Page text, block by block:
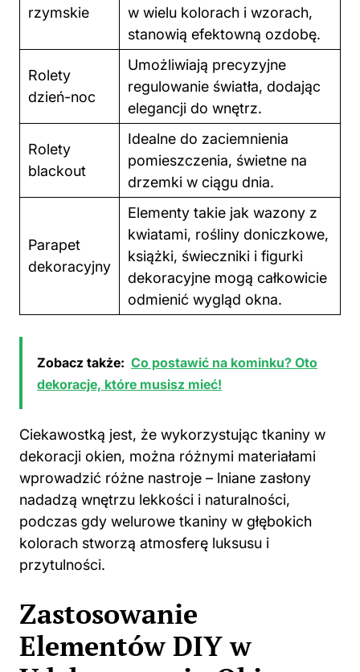
rzymskie
w wielu kolorach i wzorach,
stanowią efektowną ozdobę.
Rolety
dzień-noc
Umożliwiają precyzyjne
regulowanie światła, dodając
elegancji do wnętrz.
Rolety
blackout
Idealne do zaciemnienia
pomieszczenia, świetne na
drzemki w ciągu dnia.
Parapet
dekoracyjny
Elementy takie jak wazony z
kwiatami, rośliny doniczkowe,
książki, świeczniki i figurki
dekoracyjne mogą całkowicie
odmienić wygląd okna.
Zobacz także: Co postawić na kominku? Oto
dekoracje, które musisz mieć!
Ciekawostką jest, że wykorzystując tkaniny w
dekoracji okien, można różnymi materiałami
wprowadzić różne nastroje – lniane zasłony
nadadzą wnętrzu lekkości i naturalności,
podczas gdy welurowe tkaniny w głębokich
kolorach stworzą atmosferę luksusu i
przytulności.
Zastosowanie
Elementów DIY w